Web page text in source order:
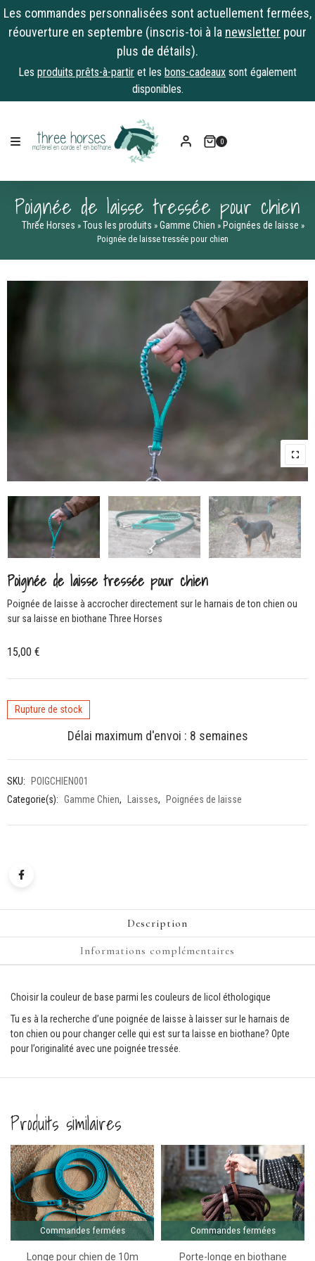
Les commandes personnalisées sont actuellement fermées,
réouverture en septembre (inscris-toi à la newsletter pour
plus de détails).
Les produits prêts-à-partir et les bons-cadeaux sont également
disponibles.
content
0
Poignée de laisse tressée pour chien
Three Horses » Tous les produits » Gamme Chien » Poignées de laisse »
Poignée de laisse tressée pour chien
Poignée de laisse tressée pour chien
Poignée de laisse à accrocher directement sur le harnais de ton chien ou
sur sa laisse en biothane Three Horses
15,00 €
Rupture de stock
Délai maximum d'envoi : 8 semaines
SKU:
POIGCHIEN001
Categorie(s): Gamme Chien, Laisses, Poignées de laisse
Description
Informations complémentaires
Choisir la couleur de base parmi les couleurs de licol éthologique
Tu es à la recherche d’une poignée de laisse à laisser sur le harnais de
ton chien ou pour changer celle qui est sur ta laisse en biothane? Opte
pour l’originalité avec une poignée tressée.
Produits similaires
Commandes fermées
Longe pour chien de 10m
Commandes fermées
Porte-longe en biothane